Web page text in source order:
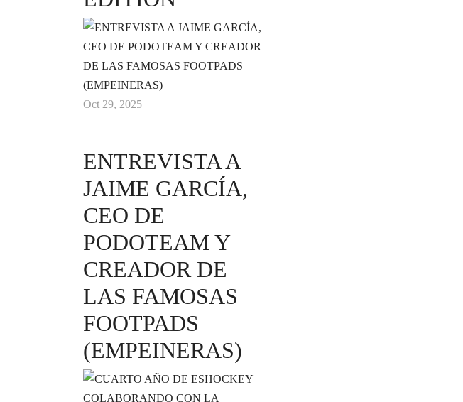
Oct 29, 2025
ENTREVISTA A
JAIME GARCÍA,
CEO DE
PODOTEAM Y
CREADOR DE
LAS FAMOSAS
FOOTPADS
(EMPEINERAS)